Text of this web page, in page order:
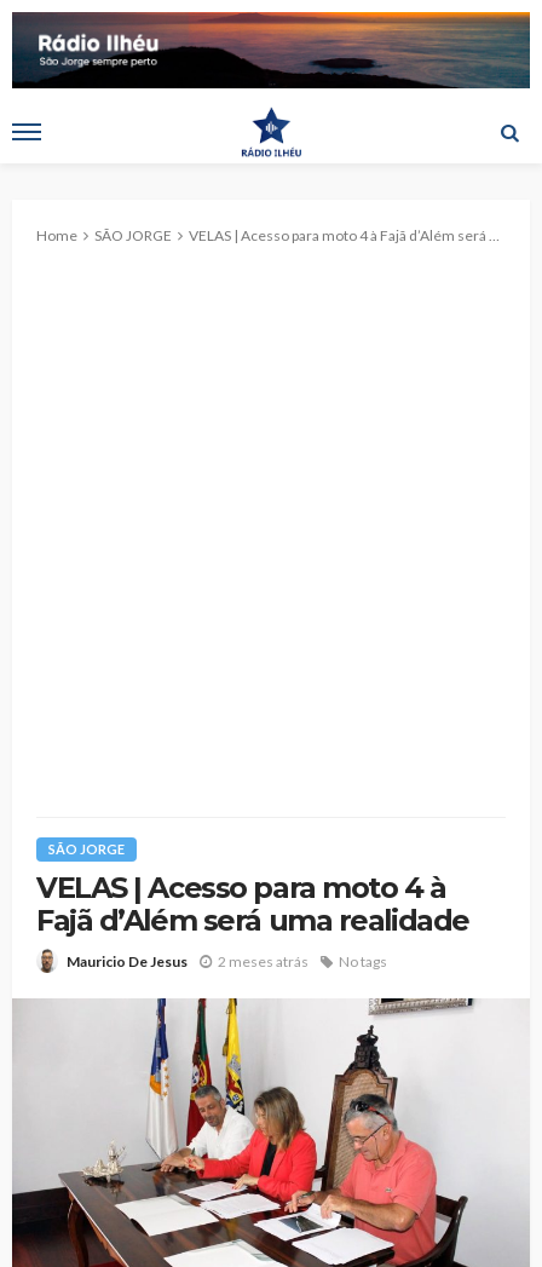
Home SÃO JORGE VELAS | Acesso para moto 4 à Fajã d’Além será uma realidade
SÃO JORGE
VELAS | Acesso para moto 4 à
Fajã d’Além será uma realidade
Mauricio De Jesus 2 meses atrás No tags